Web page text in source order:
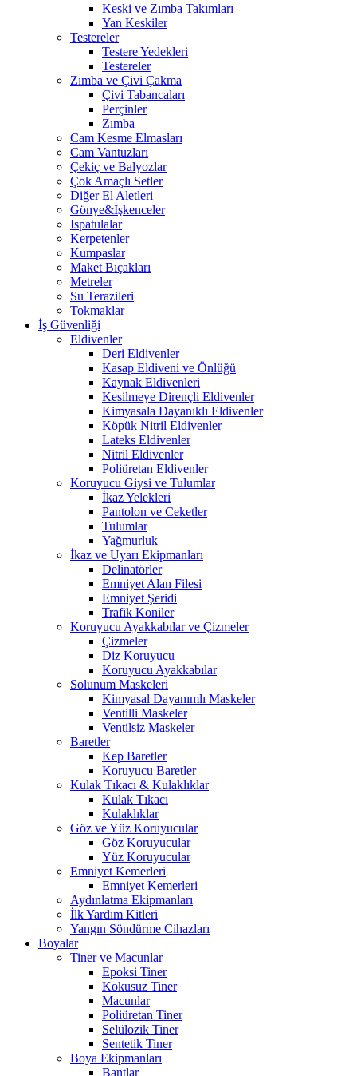
Keski ve Zımba Takımları
Yan Keskiler
Testereler
Testere Yedekleri
Testereler
Zımba ve Çivi Çakma
Çivi Tabancaları
Perçinler
Zımba
Cam Kesme Elmasları
Cam Vantuzları
Çekiç ve Balyozlar
Çok Amaçlı Setler
Diğer El Aletleri
Gönye&İşkenceler
Ispatulalar
Kerpetenler
Kumpaslar
Maket Bıçakları
Metreler
Su Terazileri
Tokmaklar
İş Güvenliği
Eldivenler
Deri Eldivenler
Kasap Eldiveni ve Önlüğü
Kaynak Eldivenleri
Kesilmeye Dirençli Eldivenler
Kimyasala Dayanıklı Eldivenler
Köpük Nitril Eldivenler
Lateks Eldivenler
Nitril Eldivenler
Poliüretan Eldivenler
Koruyucu Giysi ve Tulumlar
İkaz Yelekleri
Pantolon ve Ceketler
Tulumlar
Yağmurluk
İkaz ve Uyarı Ekipmanları
Delinatörler
Emniyet Alan Filesi
Emniyet Şeridi
Trafik Koniler
Koruyucu Ayakkabılar ve Çizmeler
Çizmeler
Diz Koruyucu
Koruyucu Ayakkabılar
Solunum Maskeleri
Kimyasal Dayanımlı Maskeler
Ventilli Maskeler
Ventilsiz Maskeler
Baretler
Kep Baretler
Koruyucu Baretler
Kulak Tıkacı & Kulaklıklar
Kulak Tıkacı
Kulaklıklar
Göz ve Yüz Koruyucular
Göz Koruyucular
Yüz Koruyucular
Emniyet Kemerleri
Emniyet Kemerleri
Aydınlatma Ekipmanları
İlk Yardım Kitleri
Yangın Söndürme Cihazları
Boyalar
Tiner ve Macunlar
Epoksi Tiner
Kokusuz Tiner
Macunlar
Poliüretan Tiner
Selülozik Tiner
Sentetik Tiner
Boya Ekipmanları
Bantlar